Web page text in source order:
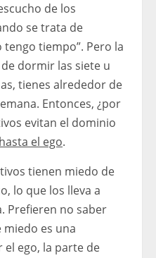
de los
se trata de
tengo tiempo”. Pero la
dormir las siete u
tienes alrededor de
Entonces, ¿por
evitan el dominio
hasta el ego.
tienen miedo de
lo que los lleva a
Prefieren no saber
miedo es una
ego, la parte de